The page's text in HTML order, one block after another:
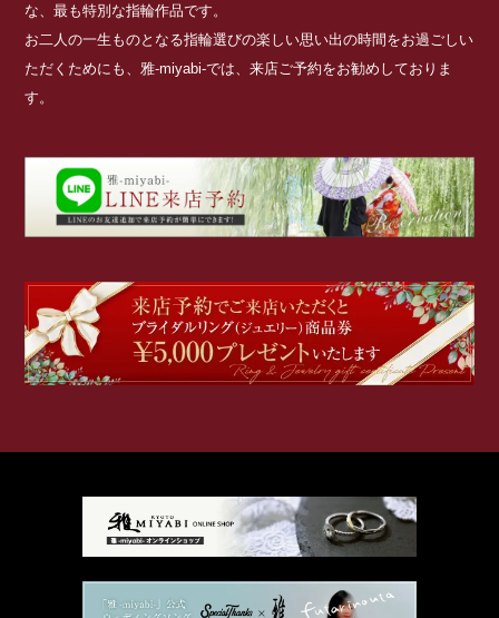
な、最も特別な指輪作品です。
お二人の一生ものとなる指輪選びの楽しい思い出の時間をお過ごしい
ただくためにも、雅-miyabi-では、来店ご予約をお勧めしておりま
す。